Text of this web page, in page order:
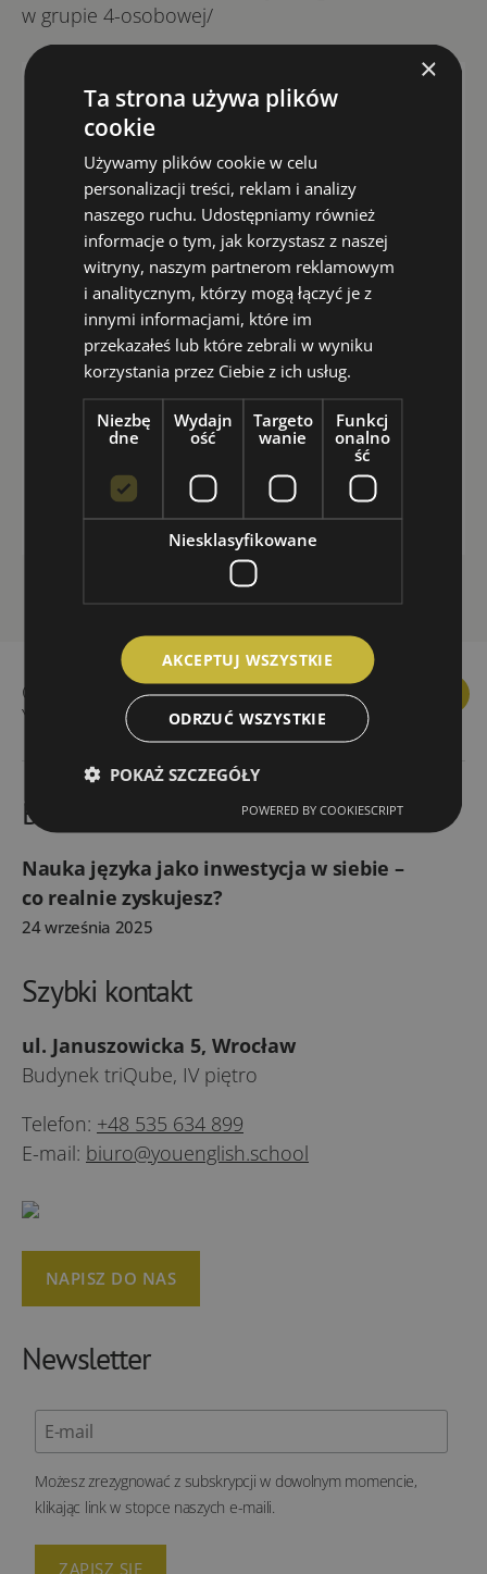
w gru­pie 4-o­so­bo­we­j/
Ceny kursów językowych
YouEnglish
FacebookLinkedin
Blog YouEnglish – najnowszy wpis
Nauka języka jako inwestycja w siebie –
co realnie zyskujesz?
24 września 2025
Szybki kontakt
ul. Januszowicka 5, Wrocław
Budynek triQube, IV piętro
Telefon: +48 535 634 899
E-mail: biuro@youenglish.school
NAPISZ DO NAS
Newsletter
Możesz zrezygnować z subskrypcji w dowolnym momencie,
klikając link w stopce naszych e-maili.
×
Ta strona używa plików
cookie
Używamy plików cookie w celu
personalizacji treści, reklam i analizy
naszego ruchu. Udostępniamy również
informacje o tym, jak korzystasz z naszej
witryny, naszym partnerom reklamowym
i analitycznym, którzy mogą łączyć je z
innymi informacjami, które im
przekazałeś lub które zebrali w wyniku
korzystania przez Ciebie z ich usług.
Niezbę
dne
Wydajn
ość
Targeto
wanie
Funkcj
onalno
ść
Niesklasyfikowane
AKCEPTUJ WSZYSTKIE
ODRZUĆ WSZYSTKIE
POKAŻ SZCZEGÓŁY
POWERED BY COOKIESCRIPT